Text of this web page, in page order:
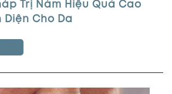
Trị Nám Hiệu Quả Cao
Diện Cho Da